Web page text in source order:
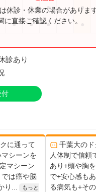
● ● ● ●
● ● ●
休診・休業の場合がありま
に直接ご確認ください。
診あり
付
に通って
シーンを
マシーン
は癌や脳
...
もっと
千葉大のド
人体制で信頼
あり+頭や胸
で+安心感も
る病気も+その